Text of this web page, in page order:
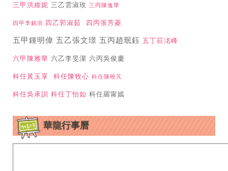
三甲洪維妮 三乙雲淑玫 三丙陳逸華
四甲李銘崇 四乙郭淑茹 四丙張芳菱
五甲鍾明偉 五乙張文璟 五丙趙珉鈺 五丁莊洺峰
六甲陳雅華 六乙李旻潔 六丙吳俊慶
科任黃玉享 科任陳牧心 科任陳曉芃
科任吳承訓 科任丁怡如 科任羅甯嫣
華龍行事曆